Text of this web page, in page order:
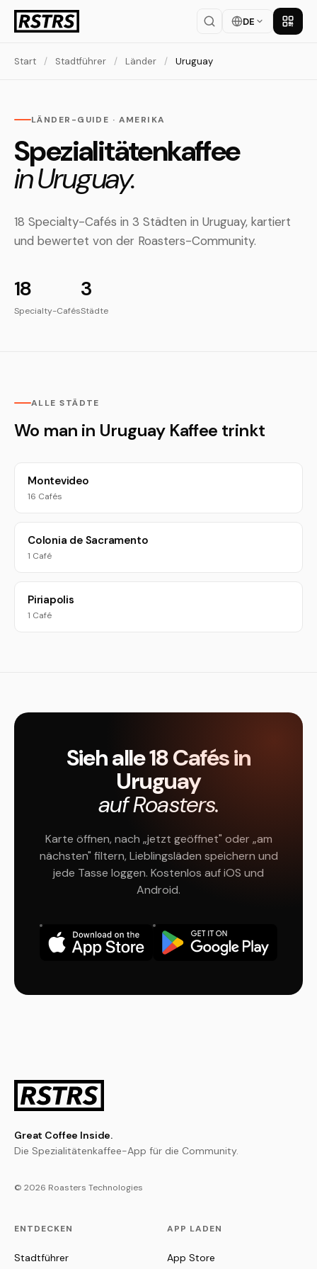
DE App
Start / Stadtführer / Länder / Uruguay
LÄNDER-GUIDE · AMERIKA
Spezialitätenkaffee
in Uruguay.
18 Specialty-Cafés in 3 Städten in Uruguay, kartiert
und bewertet von der Roasters-Community.
18
Specialty-Cafés
3
Städte
ALLE STÄDTE
Wo man in Uruguay Kaffee trinkt
Montevideo
16 Cafés
Colonia de Sacramento
1 Café
Piriapolis
1 Café
Sieh alle 18 Cafés in
Uruguay
auf Roasters.
Karte öffnen, nach „jetzt geöffnet" oder „am
nächsten" filtern, Lieblingsläden speichern und
jede Tasse loggen. Kostenlos auf iOS und
Android.
Great Coffee Inside.
Die Spezialitätenkaffee-App für die Community.
© 2026 Roasters Technologies
ENTDECKEN
Stadtführer
APP LADEN
App Store